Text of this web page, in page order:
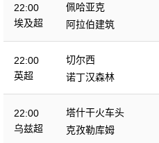
22:00
埃及超
佩哈亚克
阿拉伯建筑
22:00
英超
切尔西
诺丁汉森林
22:00
乌兹超
塔什干火车头
克孜勒库姆